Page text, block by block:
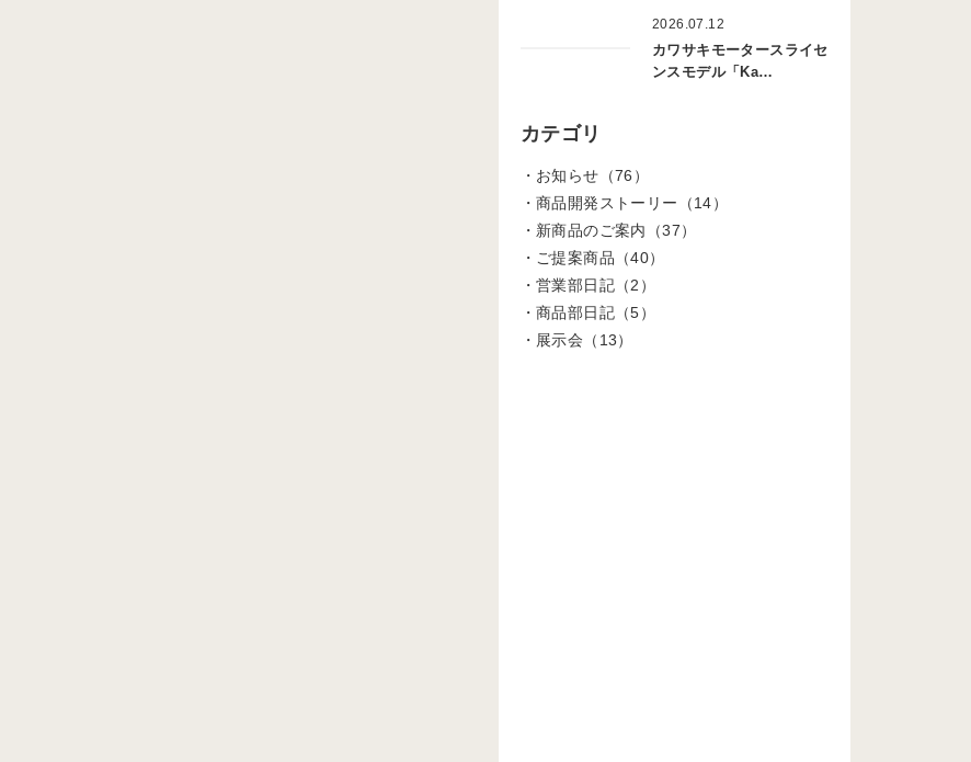
2026.07.12
カワサキモータースライセ
ンスモデル「Ka…
カテゴリ
お知らせ（76）
商品開発ストーリー（14）
新商品のご案内（37）
ご提案商品（40）
営業部日記（2）
商品部日記（5）
展示会（13）